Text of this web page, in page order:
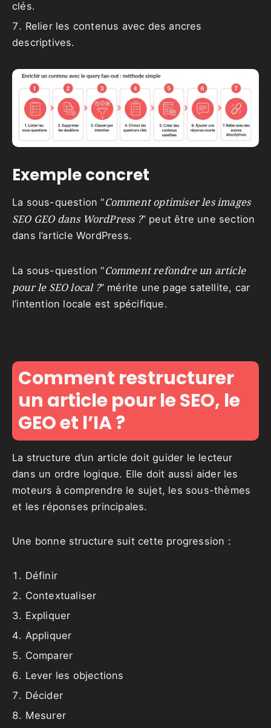
clés.
Relier les contenus avec des ancres
descriptives.
Exemple concret
La sous-question “Comment optimiser les images
SEO GEO dans WordPress ?” peut être une section
dans l’article WordPress.
La sous-question “Comment refondre un article
pour le SEO local ?” mérite une page satellite, car
l’intention locale est spécifique.
Comment restructurer
un article pour le SEO, le
GEO et l’IA ?
La structure d’un article doit guider le lecteur
dans un ordre logique. Elle doit aussi aider les
moteurs à comprendre le sujet, les sous-thèmes
et les réponses principales.
Une bonne structure suit cette progression :
Définir
Contextualiser
Expliquer
Appliquer
Comparer
Lever les objections
Décider
Mesurer